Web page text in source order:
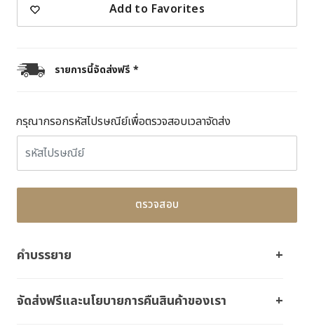
Add to Favorites
รายการนี้จัดส่งฟรี *
กรุณากรอกรหัสไปรษณีย์เพื่อตรวจสอบเวลาจัดส่ง
ตรวจสอบ
คำบรรยาย
จัดส่งฟรีและนโยบายการคืนสินค้าของเรา